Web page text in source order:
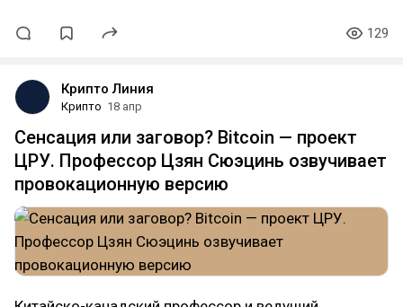
129
Крипто Линия
Крипто 18 апр
Сенсация или заговор? Bitcoin — проект
ЦРУ. Профессор Цзян Сюэцинь озвучивает
провокационную версию